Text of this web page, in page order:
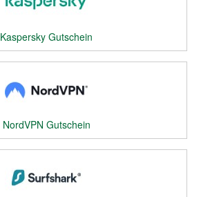
Kaspersky Gutschein
NordVPN Gutschein